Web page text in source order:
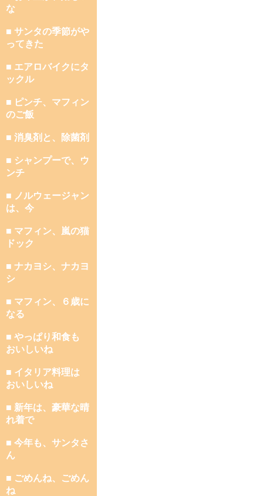
な
■ サンタの季節がや
ってきた
■ エアロバイクにタ
ックル
■ ピンチ、マフィン
のご飯
■ 消臭剤と、除菌剤
■ シャンプーで、ウ
ンチ
■ ノルウェージャン
は、今
■ マフィン、嵐の猫
ドック
■ ナカヨシ、ナカヨ
シ
■ マフィン、６歳に
なる
■ やっぱり和食も
おいしいね
■ イタリア料理は
おいしいね
■ 新年は、豪華な晴
れ着で
■ 今年も、サンタさ
ん
■ ごめんね、ごめん
ね